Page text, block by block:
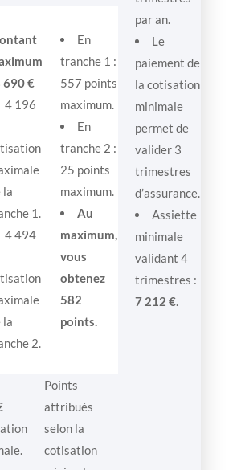
par an.
Le
paiement de
la cotisation
minimale
permet de
valider 3
trimestres
d’assurance.
Assiette
minimale
validant 4
trimestres :
7 212 €.
690 €
4 196
la
1.
4 494
la
2.
En
tranche 1 :
557 points
maximum.
En
tranche 2 :
25 points
maximum.
Au
maximum,
vous
obtenez
582
points.
Points
attribués
selon la
cotisation